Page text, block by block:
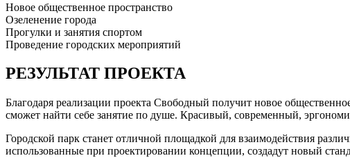
Новое общественное пространство
Озеленение города
Прогулки и занятия спортом
Проведение городских мероприятий
РЕЗУЛЬТАТ ПРОЕКТА
Благодаря реализации проекта Свободный получит новое
сможет найти себе занятие по душе. Красивый, современный,
Городской парк станет отличной площадкой для взаимодействия
использованные при проектировании концепции, создадут новый